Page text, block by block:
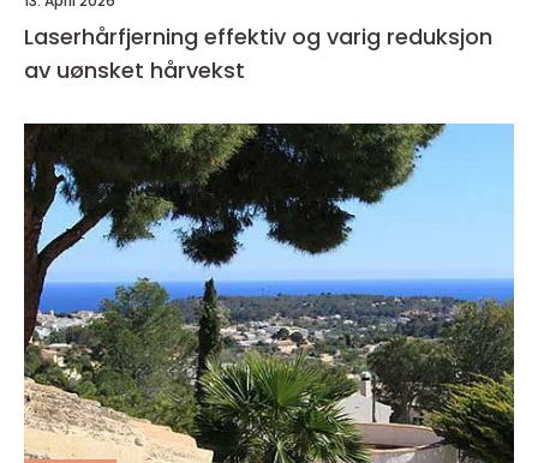
Laserhårfjerning effektiv og varig reduksjon
av uønsket hårvekst